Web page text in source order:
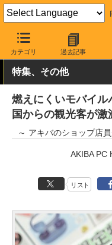
カテゴリ 過去記事
AKIBA PC Hotline! モバイ
特集、その他
燃えにくいモバイル
国からの観光客が激
～ アキバのショップ店
AKIBA PC
リスト